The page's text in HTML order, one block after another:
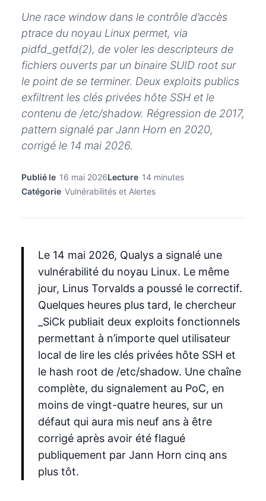
Une race window dans le contrôle d’accès
ptrace du noyau Linux permet, via
pidfd_getfd(2), de voler les descripteurs de
fichiers ouverts par un binaire SUID root sur
le point de se terminer. Deux exploits publics
exfiltrent les clés privées hôte SSH et le
contenu de /etc/shadow. Régression de 2017,
pattern signalé par Jann Horn en 2020,
corrigé le 14 mai 2026.
Publié le 16 mai 2026Lecture 14 minutes
Catégorie Vulnérabilités et Alertes
Le 14 mai 2026, Qualys a signalé une
vulnérabilité du noyau Linux. Le même
jour, Linus Torvalds a poussé le correctif.
Quelques heures plus tard, le chercheur
_SiCk publiait deux exploits fonctionnels
permettant à n’importe quel utilisateur
local de lire les clés privées hôte SSH et
le hash root de /etc/shadow. Une chaîne
complète, du signalement au PoC, en
moins de vingt-quatre heures, sur un
défaut qui aura mis neuf ans à être
corrigé après avoir été flagué
publiquement par Jann Horn cinq ans
plus tôt.